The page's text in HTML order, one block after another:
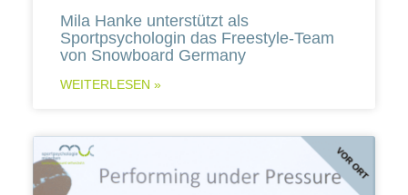
Mila Hanke unterstützt als
Sportpsychologin das Freestyle-Team
von Snowboard Germany
WEITERLESEN »